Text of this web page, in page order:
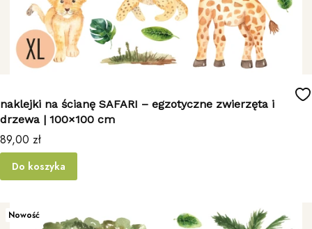
naklejki na ścianę SAFARI – egzotyczne zwierzęta i
drzewa | 100×100 cm
Cena
89,00 zł
Do koszyka
Nowość